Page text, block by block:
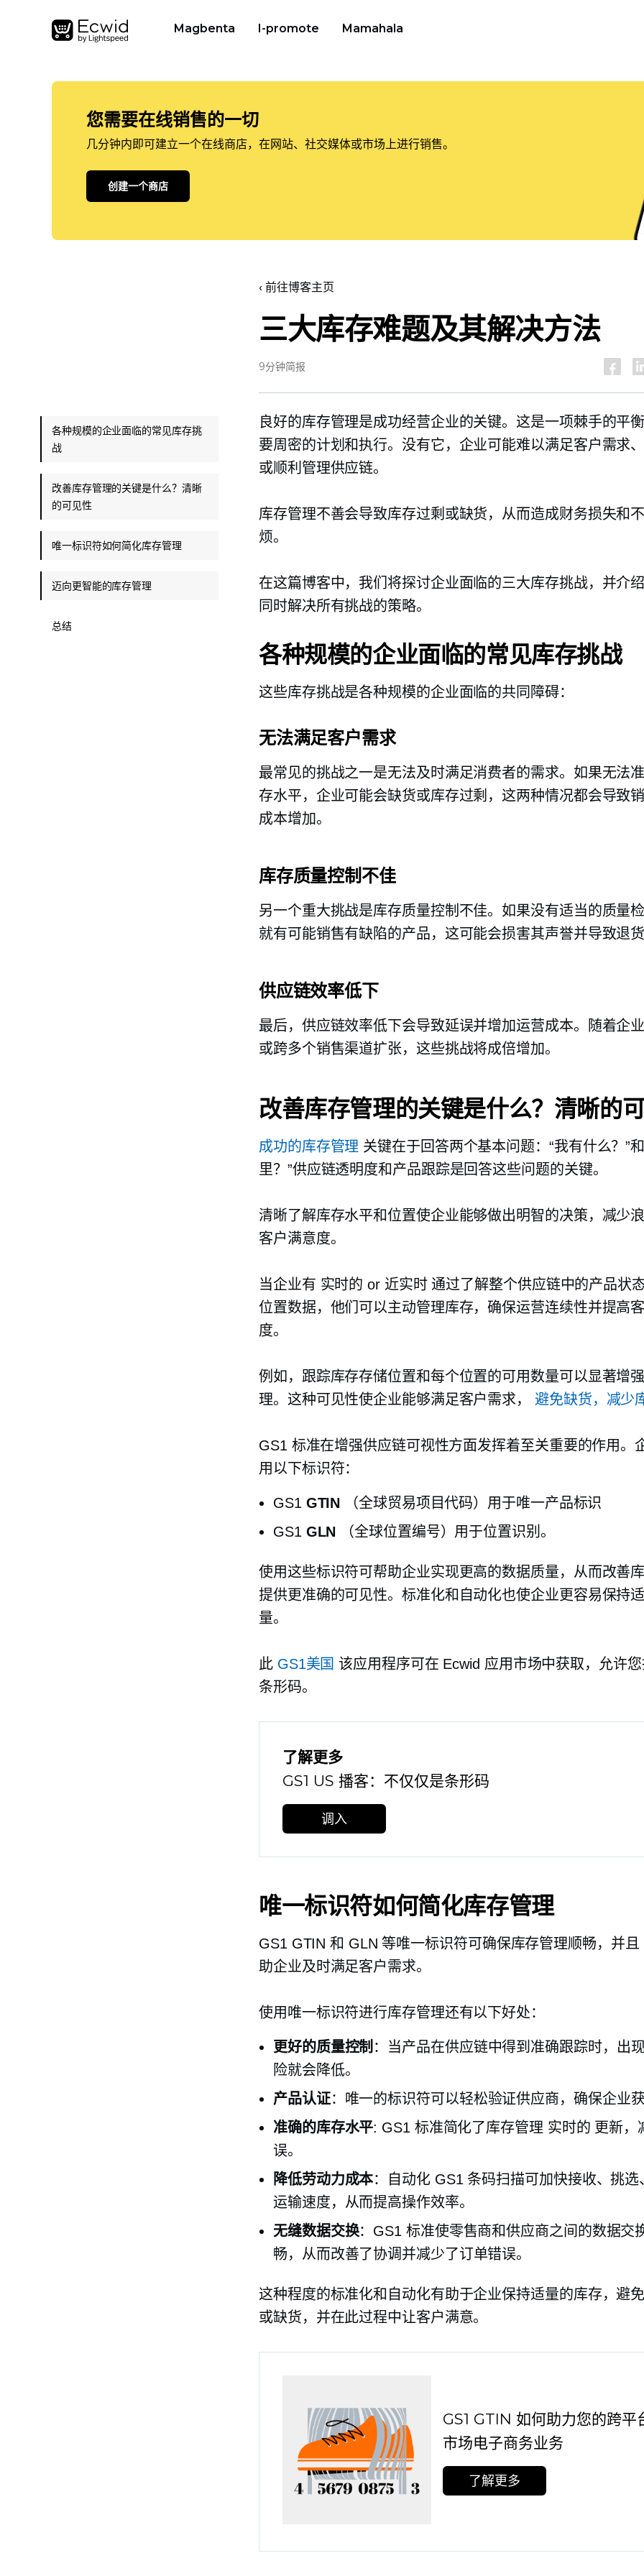
Magbenta I-promote Mamahala
您需要在线销售的一切
几分钟内即可建立一个在线商店，在网站、社交媒体或市场上进行销售。
创建一个商店
‹ 前往博客主页
三大库存难题及其解决方法
9分钟简报
良好的库存管理是成功经营企业的关键。这是一项棘手的平
要周密的计划和执行。没有它，企业可能难以满足客户需求
或顺利管理供应链。
库存管理不善会导致库存过剩或缺货，从而造成财务损失和
烦。
在这篇博客中，我们将探讨企业面临的三大库存挑战，并介
同时解决所有挑战的策略。
各种规模的企业面临的常见库存挑战
这些库存挑战是各种规模的企业面临的共同障碍：
无法满足客户需求
最常见的挑战之一是无法及时满足消费者的需求。如果无法
存水平，企业可能会缺货或库存过剩，这两种情况都会导致
成本增加。
库存质量控制不佳
另一个重大挑战是库存质量控制不佳。如果没有适当的质量
就有可能销售有缺陷的产品，这可能会损害其声誉并导致退货
供应链效率低下
最后，供应链效率低下会导致延误并增加运营成本。随着企
或跨多个销售渠道扩张，这些挑战将成倍增加。
改善库存管理的关键是什么？清晰的
成功的库存管理 关键在于回答两个基本问题：“我有什么？”
里？”供应链透明度和产品跟踪是回答这些问题的关键。
清晰了解库存水平和位置使企业能够做出明智的决策，减少
客户满意度。
当企业有 实时的 or 近实时通过了解整个供应链中的产品状
位置数据，他们可以主动管理库存，确保运营连续性并提高
度。
例如，跟踪库存存储位置和每个位置的可用数量可以显著增
理。这种可见性使企业能够满足客户需求， 避免缺货，减少
GS1 标准在增强供应链可视性方面发挥着至关重要的作用。
用以下标识符：
GS1 GTIN （全球贸易项目代码）用于唯一产品标识
GS1 GLN （全球位置编号）用于位置识别。
使用这些标识符可帮助企业实现更高的数据质量，从而改善
提供更准确的可见性。标准化和自动化也使企业更容易保持
量。
此 GS1美国 该应用程序可在 Ecwid 应用市场中获取，允许
条形码。
了解更多
GS1 US 播客：不仅仅是条形码
调入
唯一标识符如何简化库存管理
GS1 GTIN 和 GLN 等唯一标识符可确保库存管理顺畅，并且
助企业及时满足客户需求。
使用唯一标识符进行库存管理还有以下好处：
更好的质量控制 ：当产品在供应链中得到准确跟踪时，出
险就会降低。
产品认证：唯一的标识符可以轻松验证供应商，确保企业获
准确的库存水平: GS1 标准简化了库存管理 实时的 更新，
误。
降低劳动力成本：自动化 GS1 条码扫描可加快接收、挑选
运输速度，从而提高操作效率。
无缝数据交换：GS1 标准使零售商和供应商之间的数据交
畅，从而改善了协调并减少了订单错误。
这种程度的标准化和自动化有助于企业保持适量的库存，避
或缺货，并在此过程中让客户满意。
GS1 GTIN 如何助力您的跨平
市场电子商务业务
了解更多
各种规模的企业面临的常见库存挑
战
改善库存管理的关键是什么？清晰
的可见性
唯一标识符如何简化库存管理
迈向更智能的库存管理
总结